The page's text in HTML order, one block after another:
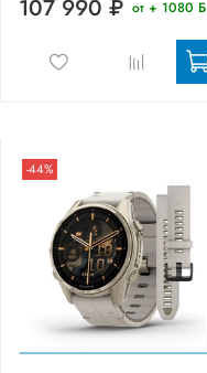
107 990 ₽ от + 1080 Б
-44%